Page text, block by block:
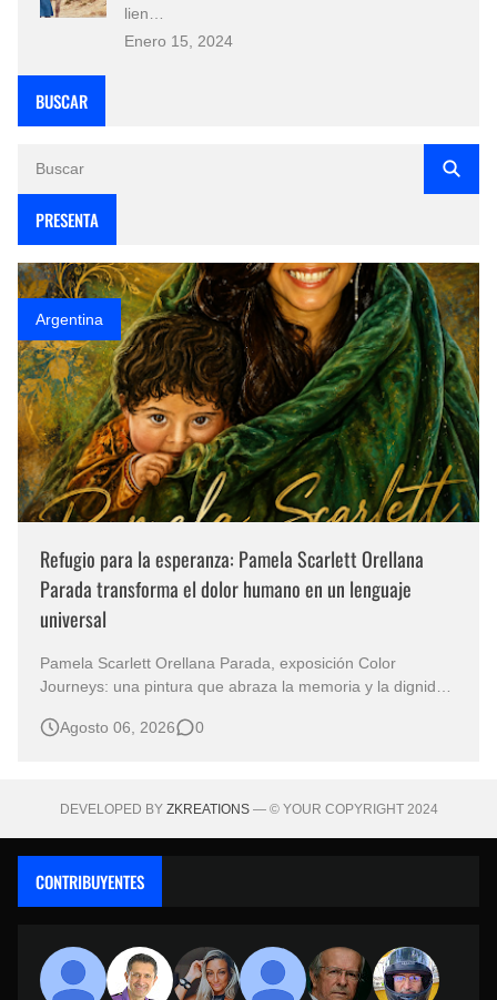
lien…
Enero 15, 2024
BUSCAR
PRESENTA
Argentina
Refugio para la esperanza: Pamela Scarlett Orellana
Parada transforma el dolor humano en un lenguaje
universal
Pamela Scarlett Orellana Parada, exposición Color
Journeys: una pintura que abraza la memoria y la dignidad
obras no necesitan levantar la voz para permanecer en la
Agosto 06, 2026 0
DEVELOPED BY ZKREATIONS— © YOUR COPYRIGHT 2024
CONTRIBUYENTES